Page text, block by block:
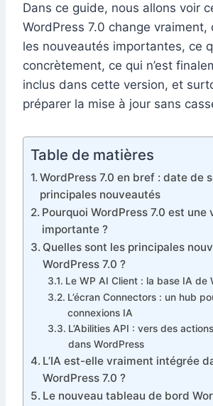
Dans ce guide, nous allons voir
WordPress 7.0 change vraiment,
les nouveautés importantes, ce
concrètement, ce qui n’est
inclus dans cette version, et
préparer la mise à jour sans
Table de matières
WordPress 7.0 en bref : date de
principales nouveautés
Pourquoi WordPress 7.0 est une
importante ?
Quelles sont les principales
WordPress 7.0 ?
Le WP AI Client : la base IA de
L’écran Connectors : un hub
connexions IA
L’Abilities API : vers des
dans WordPress
L’IA est-elle vraiment intégrée
WordPress 7.0 ?
Le nouveau tableau de bord